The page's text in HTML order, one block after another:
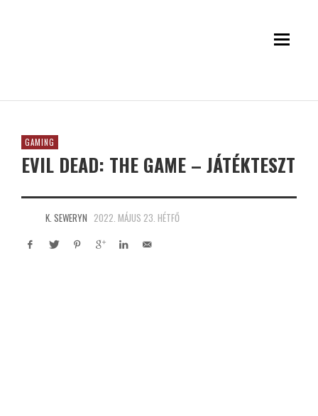
GAMING
EVIL DEAD: THE GAME – JÁTÉKTESZT
K. SEWERYN 2022. MÁJUS 23. HÉTFŐ